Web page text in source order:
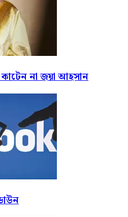
না জয়া আহসান